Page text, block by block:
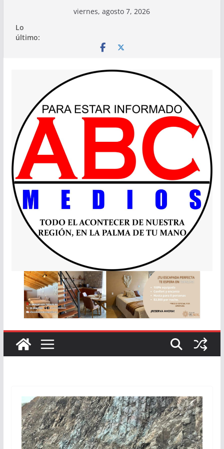
contenido
viernes, agosto 7, 2026
Lo
último: